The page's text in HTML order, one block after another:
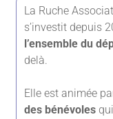
La Ruche
s’investit depuis
l’ensemble du
delà.
Elle est animée
des bénévoles